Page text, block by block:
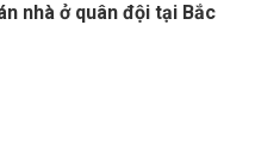
nhà ở quân đội tại Bắc